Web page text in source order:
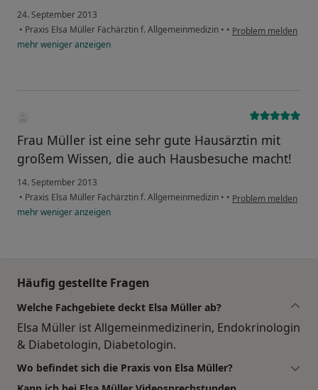
24. September 2013
• Praxis Elsa Müller Fachärztin f. Allgemeinmedizin • • Problem melden
mehrwenigeranzeigen
Frau Müller ist eine sehr gute Hausärztin mit
großem Wissen, die auch Hausbesuche macht!
14. September 2013
• Praxis Elsa Müller Fachärztin f. Allgemeinmedizin • • Problem melden
mehrwenigeranzeigen
Häufig gestellte Fragen
Welche Fachgebiete deckt Elsa Müller ab?
Elsa Müller ist Allgemeinmedizinerin, Endokrinologin
& Diabetologin, Diabetologin.
Wo befindet sich die Praxis von Elsa Müller?